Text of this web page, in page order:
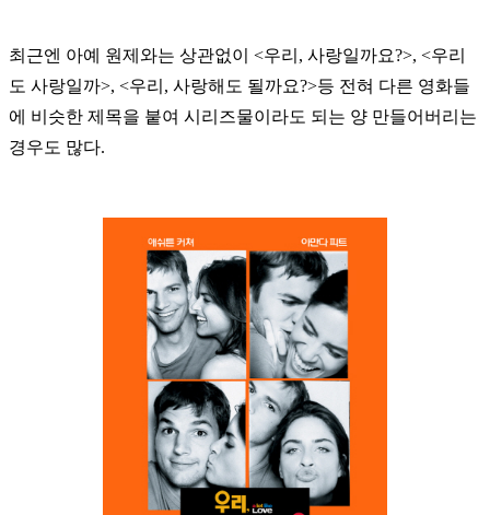
최근엔 아예 원제와는 상관없이 <우리, 사랑일까요?>, <우리
도 사랑일까>, <우리, 사랑해도 될까요?>등 전혀 다른 영화들
에 비슷한 제목을 붙여 시리즈물이라도 되는 양 만들어버리는
경우도 많다.